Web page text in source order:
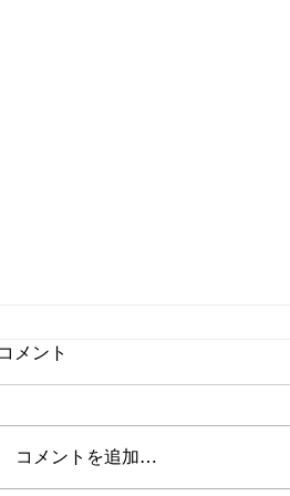
8/2㈰Sodattette
コメント
コメントを追加…